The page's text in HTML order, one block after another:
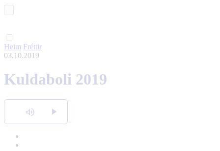
Heim Fréttir
03.10.2019
Kuldaboli 2019
Hlusta